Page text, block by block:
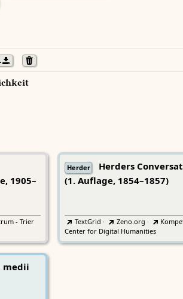
1905–
- Trier
Herder
Herders
(1. Auflage, 1854–1857)
TextGrid · Zeno.org ·
Center for Digital Humanities
medii